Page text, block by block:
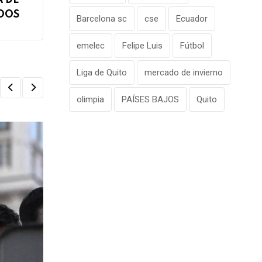
Barcelona sc cse Ecuador
emelec Felipe Luis Fútbol
Liga de Quito mercado de invierno
olimpia PAÍSES BAJOS Quito